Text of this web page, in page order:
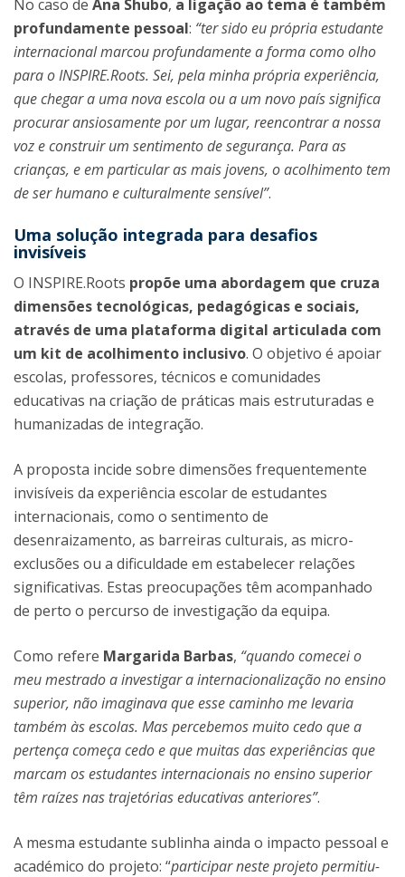
No caso de Ana Shubo, a ligação ao tema é também
profundamente pessoal: “ter sido eu própria estudante
internacional marcou profundamente a forma como olho
para o INSPIRE.Roots. Sei, pela minha própria experiência,
que chegar a uma nova escola ou a um novo país significa
procurar ansiosamente por um lugar, reencontrar a nossa
voz e construir um sentimento de segurança. Para as
crianças, e em particular as mais jovens, o acolhimento tem
de ser humano e culturalmente sensível”.
Uma solução integrada para desafios
invisíveis
O INSPIRE.Roots propõe uma abordagem que cruza
dimensões tecnológicas, pedagógicas e sociais,
através de uma plataforma digital articulada com
um kit de acolhimento inclusivo. O objetivo é apoiar
escolas, professores, técnicos e comunidades
educativas na criação de práticas mais estruturadas e
humanizadas de integração.
A proposta incide sobre dimensões frequentemente
invisíveis da experiência escolar de estudantes
internacionais, como o sentimento de
desenraizamento, as barreiras culturais, as micro-
exclusões ou a dificuldade em estabelecer relações
significativas. Estas preocupações têm acompanhado
de perto o percurso de investigação da equipa.
Como refere Margarida Barbas, “quando comecei o
meu mestrado a investigar a internacionalização no ensino
superior, não imaginava que esse caminho me levaria
também às escolas. Mas percebemos muito cedo que a
pertença começa cedo e que muitas das experiências que
marcam os estudantes internacionais no ensino superior
têm raízes nas trajetórias educativas anteriores”.
A mesma estudante sublinha ainda o impacto pessoal e
académico do projeto: “participar neste projeto permitiu-